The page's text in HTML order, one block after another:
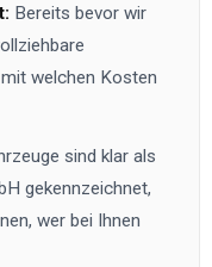
Bereits bevor wir
welchen Kosten
sind klar als
gekennzeichnet,
wer bei Ihnen